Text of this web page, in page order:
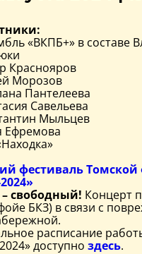
«ВКПБ+» в составе
Краснояров
Морозов
Пантелеева
Савельева
Мыльцев
фестиваль
свободный! Концерт
БКЗ) в связи с
расписание
доступно здесь.